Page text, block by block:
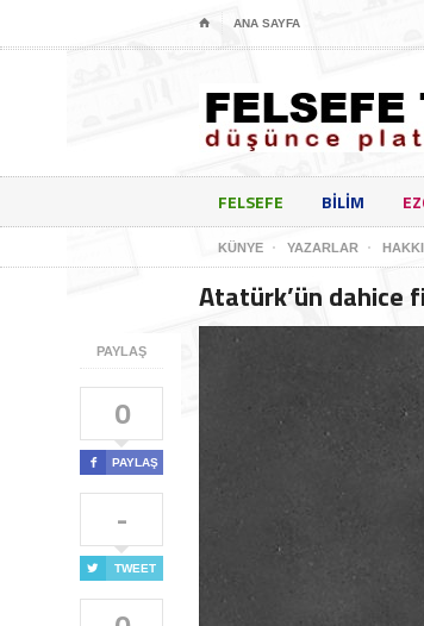
⌂ ANA SAYFA
FELSEFE BILIM
KÜNYE YAZARLAR
PAYLAŞ
0
 PAYLAŞ
-
 TWEET
Atatürk’ün dahice